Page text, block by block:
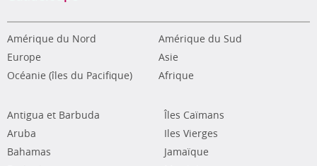
Amérique du Nord
Amérique du Sud
Europe
Asie
Océanie (îles du Pacifique)
Afrique
Antigua et Barbuda
Aruba
Bahamas
Îles Caïmans
Iles Vierges
Jamaïque